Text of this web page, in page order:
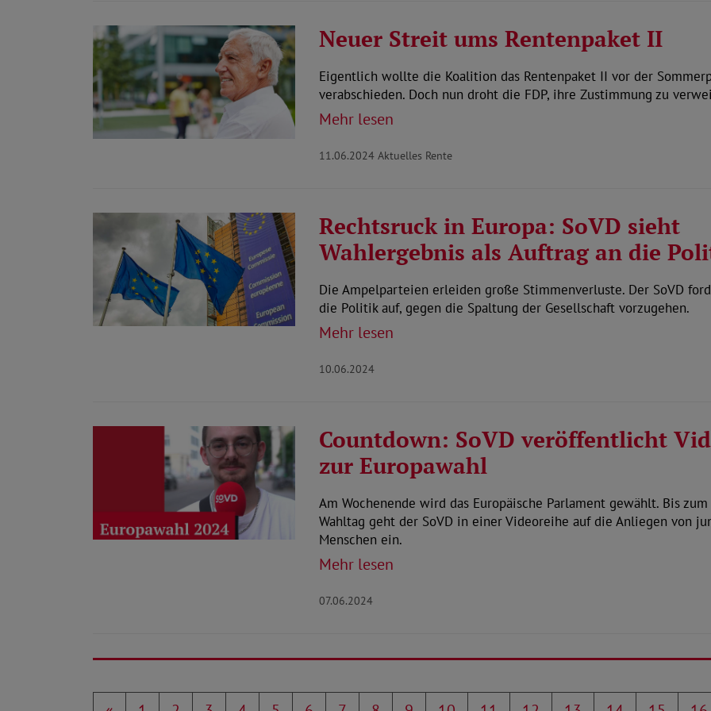
Neuer Streit ums Rentenpaket II
Eigentlich wollte die Koalition das Rentenpaket II vor der
verabschieden. Doch nun droht die FDP, ihre Zustimmung zu
Mehr lesen
11.06.2024 Aktuelles Rente
Rechtsruck in Europa: SoVD sieht
Wahlergebnis als Auftrag an die
Die Ampelparteien erleiden große Stimmenverluste. Der SoVD
die Politik auf, gegen die Spaltung der Gesellschaft vorzugehen.
Mehr lesen
10.06.2024
Countdown: SoVD veröffentlicht
zur Europawahl
Am Wochenende wird das Europäische Parlament gewählt. Bis zum
Wahltag geht der SoVD in einer Videoreihe auf die Anliegen von
Menschen ein.
Mehr lesen
07.06.2024